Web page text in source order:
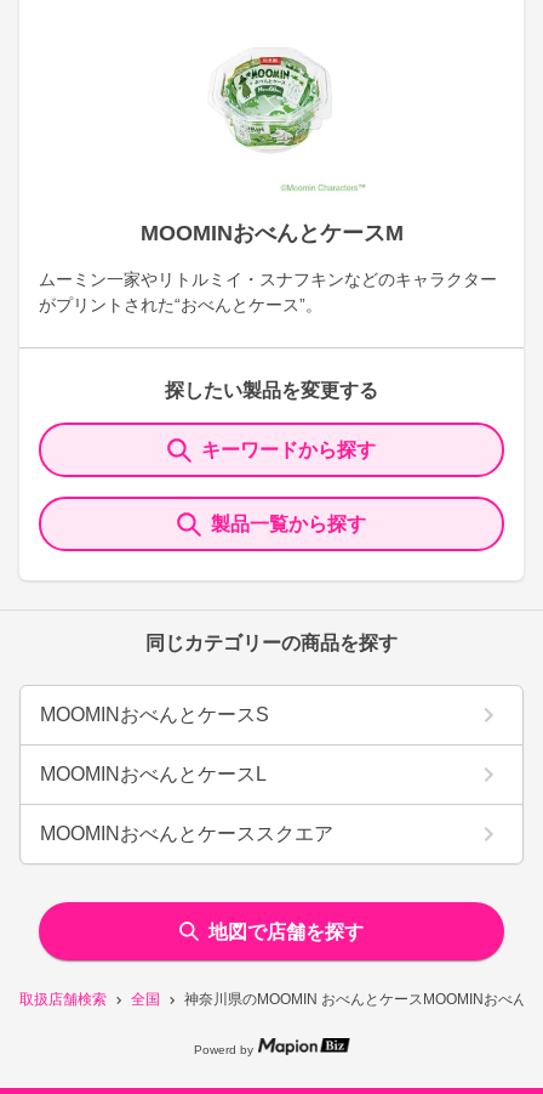
取扱店舗検索 全国 神奈川県のMOOMIN おべんとケースMOOMINおべん
MOOMINおべんとケースM
ムーミン一家やリトルミイ・スナフキンなどのキャラクター
がプリントされた“おべんとケース”。
探したい製品を変更する
キーワードから探す
製品一覧から探す
同じカテゴリーの商品を探す
MOOMINおべんとケースS
MOOMINおべんとケースL
MOOMINおべんとケーススクエア
地図で店舗を探す
Powerd by